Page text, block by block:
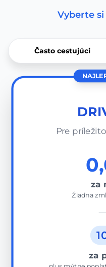
Vyberte si
Často cestujúci
Pre
za
Žiadna
za